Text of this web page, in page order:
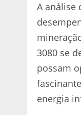
A análise
3080 se
possam
energia